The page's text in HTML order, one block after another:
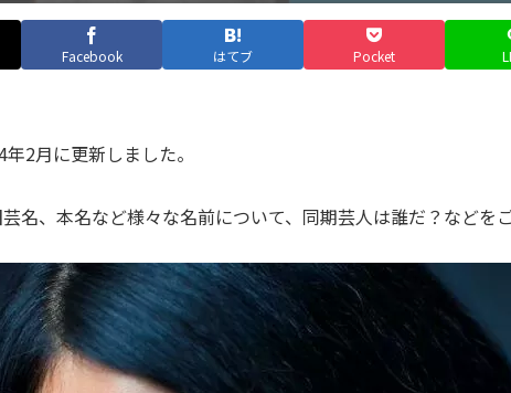
Facebook はてブ Pocket
2月に更新しました。
芸名、本名など様々な名前について、同期芸人は誰だ？などを